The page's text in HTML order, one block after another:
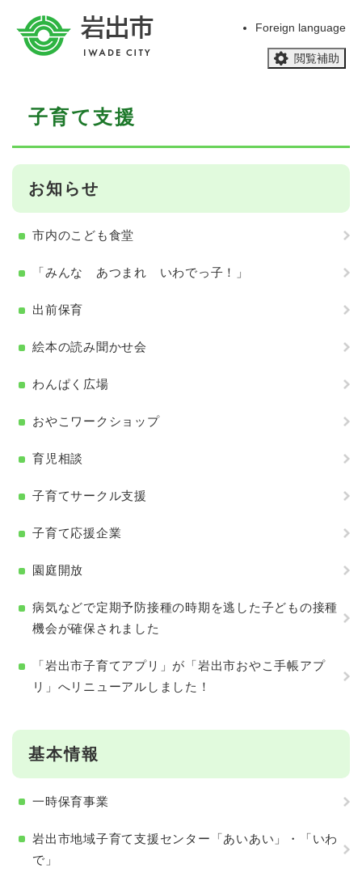
Foreign language
閲覧補助
子育て支援
お知らせ
市内のこども食堂
「みんな あつまれ いわでっ子！」
出前保育
絵本の読み聞かせ会
わんぱく広場
おやこワークショップ
育児相談
子育てサークル支援
子育て応援企業
園庭開放
病気などで定期予防接種の時期を逃した子どもの接種
機会が確保されました
「岩出市子育てアプリ」が「岩出市おやこ手帳アプ
リ」へリニューアルしました！
基本情報
一時保育事業
岩出市地域子育て支援センター「あいあい」・「いわ
で」